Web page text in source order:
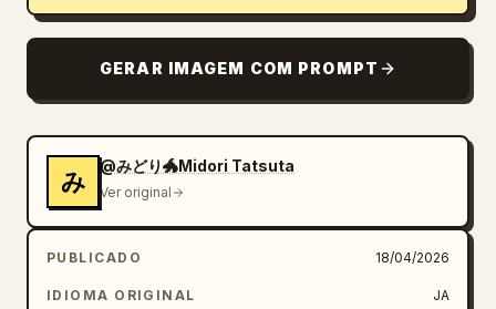
GERAR IMAGEM COM PROMPT
み
@みどり🐲Midori Tatsuta
Ver original
PUBLICADO 18/04/2026
IDIOMA ORIGINAL JA